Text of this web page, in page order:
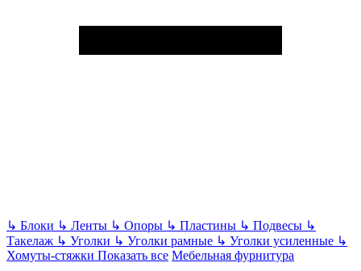
↳ Блоки ↳ Ленты ↳ Опоры ↳ Пластины ↳ Подвесы ↳
Такелаж ↳ Уголки ↳ Уголки рамные ↳ Уголки усиленные ↳
Хомуты-стяжки Показать все Мебельная фурнитура